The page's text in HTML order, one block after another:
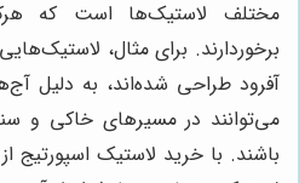
مختلف لاستیک‌ها است که
برخوردارند. برای مثال،
آفرود طراحی شده‌اند، به دلیل
می‌توانند در مسیرهای خاکی و
باشند. با خرید لاستیک اسپورتیج